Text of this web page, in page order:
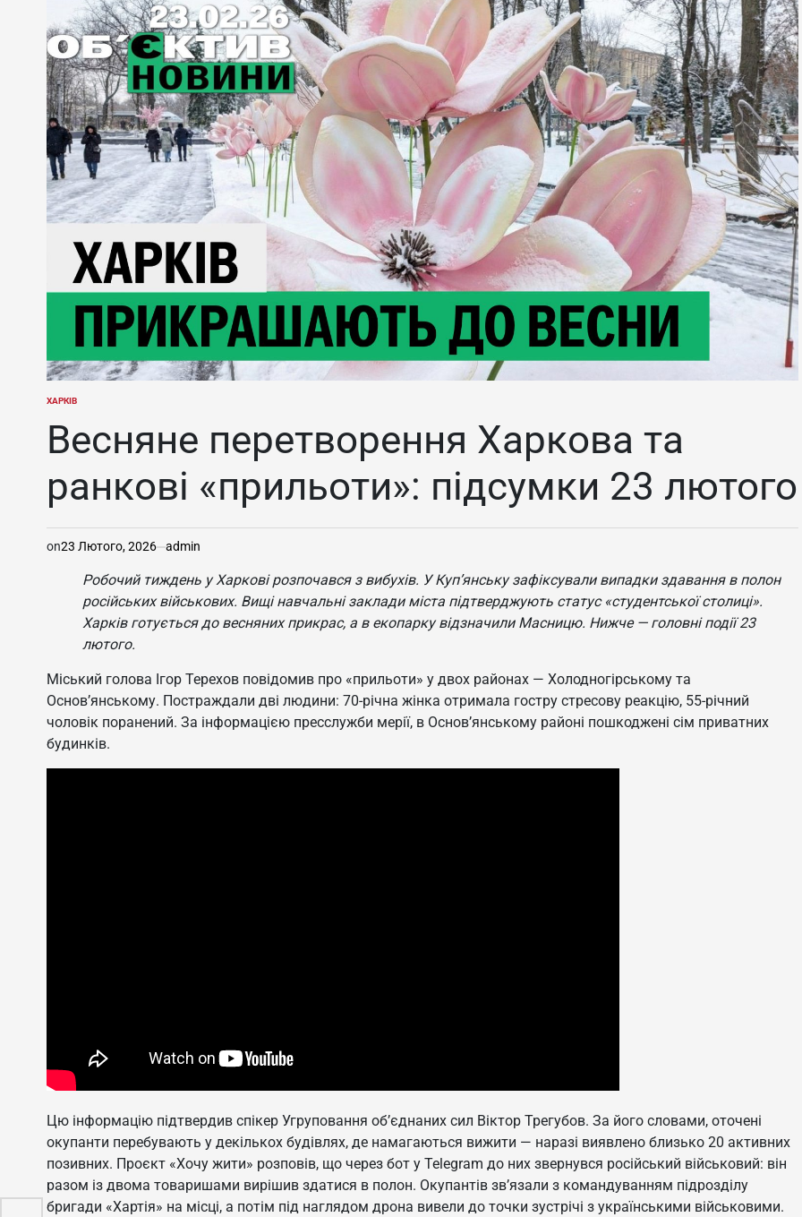
ОПУБЛІКУВАТИ
ХАРКІВ
Весняне перетворення Харкова та
ранкові «прильоти»: підсумки 23 лютого
on23 Лютого, 2026 admin
Робочий тиждень у Харкові розпочався з вибухів. У Куп’янську зафіксували випадки здавання в полон
російських військових. Вищі навчальні заклади міста підтверджують статус «студентської столиці».
Харків готується до весняних прикрас, а в екопарку відзначили Масницю. Нижче — головні події 23
лютого.
Міський голова Ігор Терехов повідомив про «прильоти» у двох районах — Холодногірському та
Основ’янському. Постраждали дві людини: 70-річна жінка отримала гостру стресову реакцію, 55-річний
чоловік поранений. За інформацією пресслужби мерії, в Основ’янському районі пошкоджені сім приватних
будинків.
Цю інформацію підтвердив спікер Угруповання об’єднаних сил Віктор Трегубов. За його словами, оточені
окупанти перебувають у декількох будівлях, де намагаються вижити — наразі виявлено близько 20 активних
позивних. Проєкт «Хочу жити» розповів, що через бот у Telegram до них звернувся російський військовий: він
разом із двома товаришами вирішив здатися в полон. Окупантів зв’язали з командуванням підрозділу
бригади «Хартія» на місці, а потім під наглядом дрона вивели до точки зустрічі з українськими військовими.